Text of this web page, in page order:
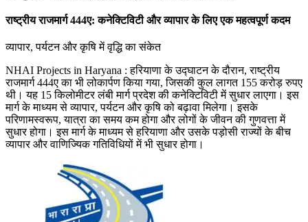
राष्ट्रीय राजमार्ग 444ए: कनेक्टिविटी और व्यापार के लिए एक महत्वपूर्ण कदम
व्यापार, पर्यटन और कृषि में वृद्धि का संकेत
NHAI Projects in Haryana : हरियाणा के उद्घाटन के दौरान, राष्ट्रीय
राजमार्ग 444ए का भी लोकार्पण किया गया, जिसकी कुल लागत 155 करोड़ रुपए
थी। यह 15 किलोमीटर लंबी मार्ग प्रदेश की कनेक्टिविटी में सुधार लाएगा। इस
मार्ग के माध्यम से व्यापार, पर्यटन और कृषि को बढ़ावा मिलेगा। इसके
परिणामस्वरूप, यात्रा का समय कम होगा और लोगों के जीवन की गुणवत्ता में
सुधार होगा। इस मार्ग के माध्यम से हरियाणा और उसके पड़ोसी राज्यों के बीच
व्यापार और वाणिज्यिक गतिविधियों में भी सुधार होगा।